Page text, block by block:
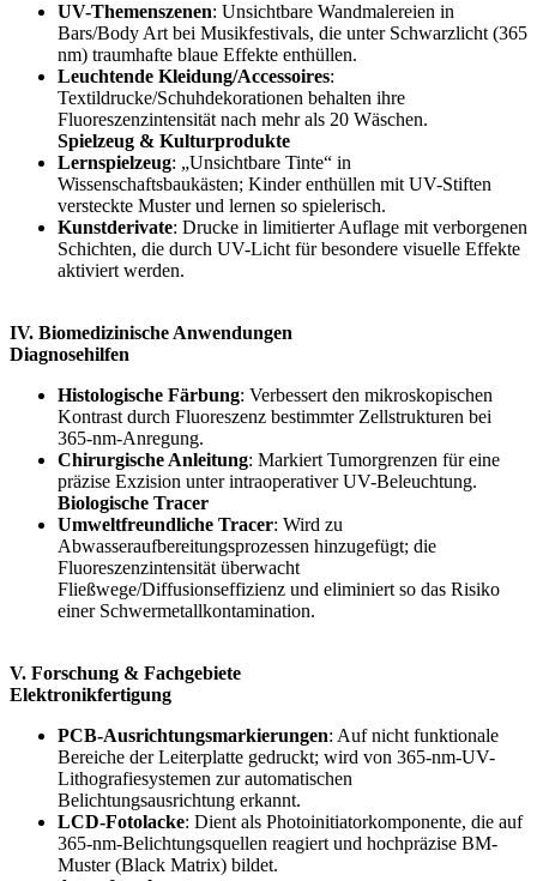
UV-Themenszenen: Unsichtbare Wandmalereien in
Bars/Body Art bei Musikfestivals, die unter Schwarzlicht (365
nm) traumhafte blaue Effekte enthüllen.
Leuchtende Kleidung/Accessoires:
Textildrucke/Schuhdekorationen behalten ihre
Fluoreszenzintensität nach mehr als 20 Wäschen.
Spielzeug & Kulturprodukte
Lernspielzeug: „Unsichtbare Tinte“ in
Wissenschaftsbaukästen; Kinder enthüllen mit UV-Stiften
versteckte Muster und lernen so spielerisch.
Kunstderivate: Drucke in limitierter Auflage mit verborgenen
Schichten, die durch UV-Licht für besondere visuelle Effekte
aktiviert werden.
IV. Biomedizinische Anwendungen
Diagnosehilfen
Histologische Färbung: Verbessert den mikroskopischen
Kontrast durch Fluoreszenz bestimmter Zellstrukturen bei
365-nm-Anregung.
Chirurgische Anleitung: Markiert Tumorgrenzen für eine
präzise Exzision unter intraoperativer UV-Beleuchtung.
Biologische Tracer
Umweltfreundliche Tracer: Wird zu
Abwasseraufbereitungsprozessen hinzugefügt; die
Fluoreszenzintensität überwacht
Fließwege/Diffusionseffizienz und eliminiert so das Risiko
einer Schwermetallkontamination.
V. Forschung & Fachgebiete
Elektronikfertigung
PCB-Ausrichtungsmarkierungen: Auf nicht funktionale
Bereiche der Leiterplatte gedruckt; wird von 365-nm-UV-
Lithografiesystemen zur automatischen
Belichtungsausrichtung erkannt.
LCD-Fotolacke: Dient als Photoinitiatorkomponente, die auf
365-nm-Belichtungsquellen reagiert und hochpräzise BM-
Muster (Black Matrix) bildet.